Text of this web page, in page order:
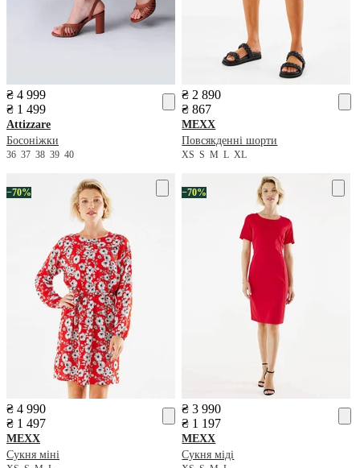
₴ 4 999
₴ 1 499
Attizzare
Босоніжки
36 37 38 39 40
₴ 2 890
₴ 867
MEXX
Повсякденні шорти
XSSMLXL
−70%
₴ 4 990
₴ 1 497
MEXX
Сукня міні
−70%
₴ 3 990
₴ 1 197
MEXX
Сукня міді